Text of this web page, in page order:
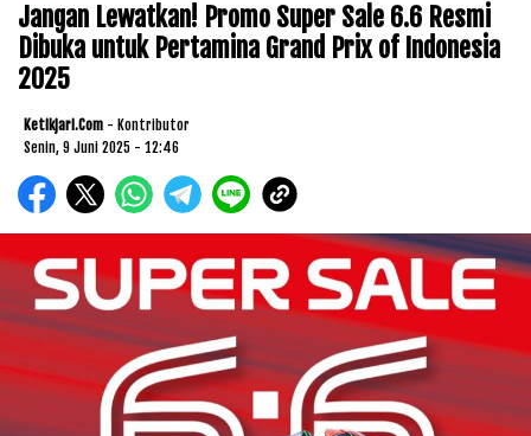
Jangan Lewatkan! Promo Super Sale 6.6 Resmi
Dibuka untuk Pertamina Grand Prix of Indonesia
2025
Ketikjari.com - Kontributor
Senin, 9 Juni 2025 - 12:46